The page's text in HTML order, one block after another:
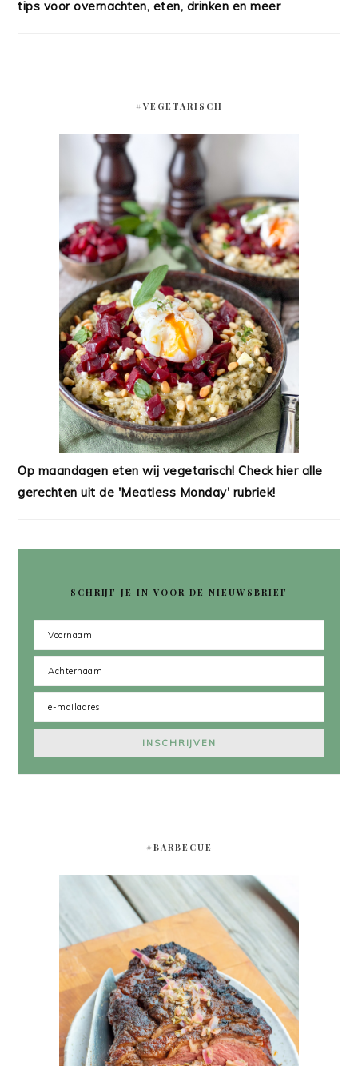
tips voor overnachten, eten, drinken en meer
#VEGETARISCH
Op maandagen eten wij vegetarisch! Check hier alle
gerechten uit de 'Meatless Monday' rubriek!
SCHRIJF JE IN VOOR DE NIEUWSBRIEF
#BARBECUE